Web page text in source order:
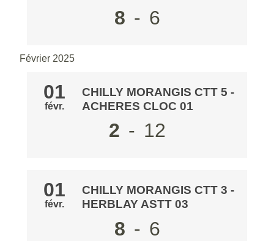
8 - 6
Février 2025
01
févr.
CHILLY MORANGIS CTT 5 -
ACHERES CLOC 01
2 - 12
01
févr.
CHILLY MORANGIS CTT 3 -
HERBLAY ASTT 03
8 - 6